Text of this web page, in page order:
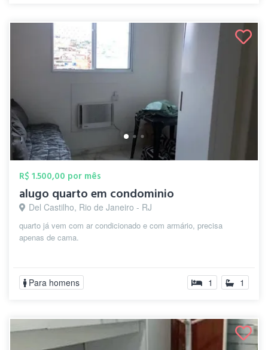
R$ 1.500,00 por mês
alugo quarto em condominio
Del Castilho, Rio de Janeiro - RJ
quarto já vem com ar condicionado e com armário, precisa
apenas de cama.
Para homens 1 1